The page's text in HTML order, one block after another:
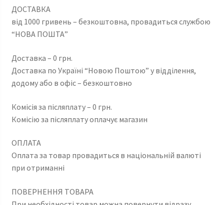
ДОСТАВКА
від 1000 гривень – безкоштовна, провадиться службою
“НОВА ПОШТА”
Доставка – 0 грн.
Доставка по Україні “Новою Поштою” у відділення,
додому або в офіс – безкоштовно
Комісія за післяплату – 0 грн.
Комісію за післяплату оплачує магазин
ОПЛАТА
Оплата за товар провадиться в національній валюті
при отриманні
ПОВЕРНЕННЯ ТОВАРА